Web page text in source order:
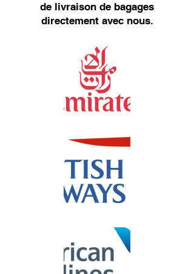
de livraison de bagages
directement avec nous.